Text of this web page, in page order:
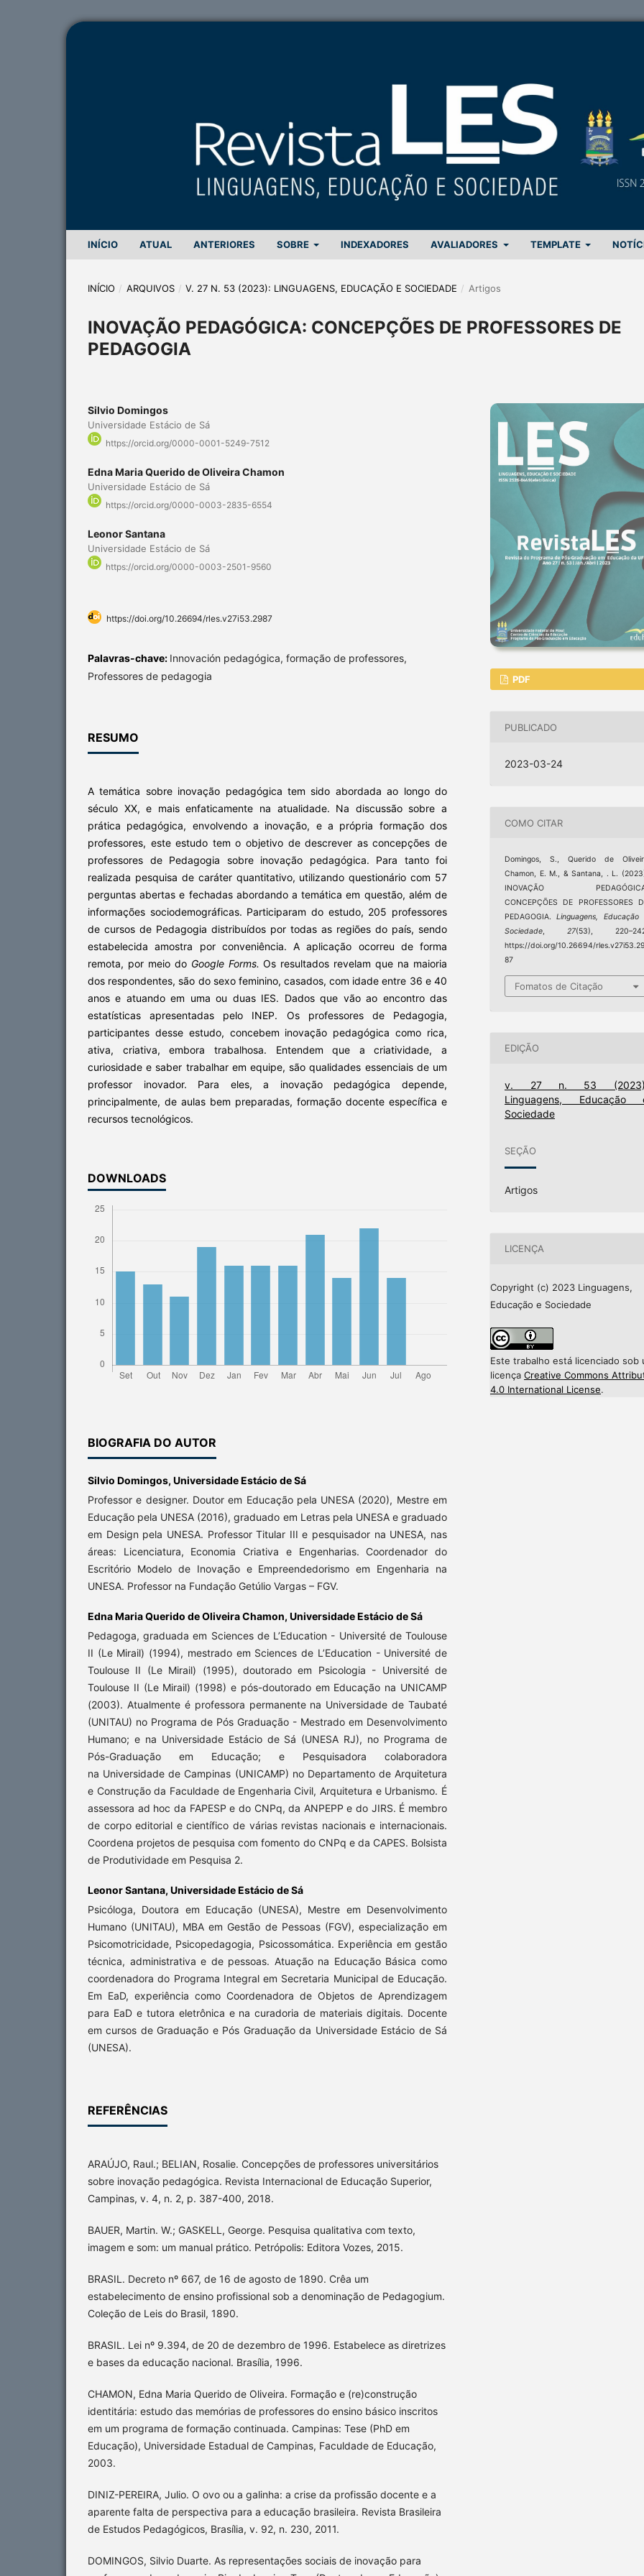
INÍCIO ATUAL ANTERIORES SOBRE INDEXADORES AVALIADORES TEMPLATE
INÍCIO / ARQUIVOS / V. 27 N. 53 (2023): LINGUAGENS, EDUCAÇÃO E SOCIEDADE / Artigos
INOVAÇÃO PEDAGÓGICA: CONCEPÇÕES DE PROFESSORES DE
PEDAGOGIA
Silvio Domingos
Universidade Estácio de Sá
https://orcid.org/0000-0001-5249-7512
Edna Maria Querido de Oliveira Chamon
Universidade Estácio de Sá
https://orcid.org/0000-0003-2835-6554
Leonor Santana
Universidade Estácio de Sá
https://orcid.org/0000-0003-2501-9560
https://doi.org/10.26694/rles.v27i53.2987
Palavras-chave: Innovación pedagógica, formação de professores,
Professores de pedagogia
RESUMO
A temática sobre inovação pedagógica tem sido abordada ao longo do
século XX, e mais enfaticamente na atualidade. Na discussão sobre a
prática pedagógica, envolvendo a inovação, e a própria formação dos
professores, este estudo tem o objetivo de descrever as concepções de
professores de Pedagogia sobre inovação pedagógica. Para tanto foi
realizada pesquisa de caráter quantitativo, utilizando questionário com 57
perguntas abertas e fechadas abordando a temática em questão, além de
informações sociodemográficas. Participaram do estudo, 205 professores
de cursos de Pedagogia distribuídos por todas as regiões do país, sendo
estabelecida amostra por conveniência. A aplicação ocorreu de forma
remota, por meio do Google Forms. Os resultados revelam que na maioria
dos respondentes, são do sexo feminino, casados, com idade entre 36 e 40
anos e atuando em uma ou duas IES. Dados que vão ao encontro das
estatísticas apresentadas pelo INEP. Os professores de Pedagogia,
participantes desse estudo, concebem inovação pedagógica como rica,
ativa, criativa, embora trabalhosa. Entendem que a criatividade, a
curiosidade e saber trabalhar em equipe, são qualidades essenciais de um
professor inovador. Para eles, a inovação pedagógica depende,
principalmente, de aulas bem preparadas, formação docente específica e
recursos tecnológicos.
DOWNLOADS
BIOGRAFIA DO AUTOR
Silvio Domingos, Universidade Estácio de Sá
Professor e designer. Doutor em Educação pela UNESA (2020), Mestre em
Educação pela UNESA (2016), graduado em Letras pela UNESA e graduado
em Design pela UNESA. Professor Titular III e pesquisador na UNESA, nas
áreas: Licenciatura, Economia Criativa e Engenharias. Coordenador do
Escritório Modelo de Inovação e Empreendedorismo em Engenharia na
UNESA. Professor na Fundação Getúlio Vargas – FGV.
Edna Maria Querido de Oliveira Chamon, Universidade Estácio de Sá
Pedagoga, graduada em Sciences de L’Education - Université de Toulouse
II (Le Mirail) (1994), mestrado em Sciences de L’Education - Université de
Toulouse II (Le Mirail) (1995), doutorado em Psicologia - Université de
Toulouse II (Le Mirail) (1998) e pós-doutorado em Educação na UNICAMP
(2003). Atualmente é professora permanente na Universidade de Taubaté
(UNITAU) no Programa de Pós Graduação - Mestrado em Desenvolvimento
Humano; e na Universidade Estácio de Sá (UNESA RJ), no Programa de
Pós-Graduação em Educação; e Pesquisadora colaboradora
na Universidade de Campinas (UNICAMP) no Departamento de Arquitetura
e Construção da Faculdade de Engenharia Civil, Arquitetura e Urbanismo. É
assessora ad hoc da FAPESP e do CNPq, da ANPEPP e do JIRS. É membro
de corpo editorial e científico de várias revistas nacionais e internacionais.
Coordena projetos de pesquisa com fomento do CNPq e da CAPES. Bolsista
de Produtividade em Pesquisa 2.
Leonor Santana, Universidade Estácio de Sá
Psicóloga, Doutora em Educação (UNESA), Mestre em Desenvolvimento
Humano (UNITAU), MBA em Gestão de Pessoas (FGV), especialização em
Psicomotricidade, Psicopedagogia, Psicossomática. Experiência em gestão
técnica, administrativa e de pessoas. Atuação na Educação Básica como
coordenadora do Programa Integral em Secretaria Municipal de Educação.
Em EaD, experiência como Coordenadora de Objetos de Aprendizagem
para EaD e tutora eletrônica e na curadoria de materiais digitais. Docente
em cursos de Graduação e Pós Graduação da Universidade Estácio de Sá
(UNESA).
REFERÊNCIAS
ARAÚJO, Raul.; BELIAN, Rosalie. Concepções de professores universitários
sobre inovação pedagógica. Revista Internacional de Educação Superior,
Campinas, v. 4, n. 2, p. 387-400, 2018.
BAUER, Martin. W.; GASKELL, George. Pesquisa qualitativa com texto,
imagem e som: um manual prático. Petrópolis: Editora Vozes, 2015.
BRASIL. Decreto nº 667, de 16 de agosto de 1890. Crêa um
estabelecimento de ensino profissional sob a denominação de Pedagogium.
Coleção de Leis do Brasil, 1890.
BRASIL. Lei nº 9.394, de 20 de dezembro de 1996. Estabelece as diretrizes
e bases da educação nacional. Brasília, 1996.
CHAMON, Edna Maria Querido de Oliveira. Formação e (re)construção
identitária: estudo das memórias de professores do ensino básico inscritos
em um programa de formação continuada. Campinas: Tese (PhD em
Educação), Universidade Estadual de Campinas, Faculdade de Educação,
2003.
DINIZ-PEREIRA, Julio. O ovo ou a galinha: a crise da profissão docente e a
aparente falta de perspectiva para a educação brasileira. Revista Brasileira
de Estudos Pedagógicos, Brasília, v. 92, n. 230, 2011.
DOMINGOS, Silvio Duarte. As representações sociais de inovação para
PDF
PUBLICADO
2023-03-24
COMO CITAR
Domingos, S., Querido de
Chamon, E. M., & Santana, . L.
INOVAÇÃO
CONCEPÇÕES DE PROFESSORES
PEDAGOGIA.Linguagens, Educação
Sociedade, 27(53),
https://doi.org/10.26694/
87
Fomatos de Citação
EDIÇÃO
v. 27 n. 53
Linguagens, Educação
Sociedade
SEÇÃO
Artigos
LICENÇA
Copyright (c) 2023 Linguagens,
Educação e Sociedade
Este trabalho está licenciado sob
licença Creative Commons
4.0 International License.